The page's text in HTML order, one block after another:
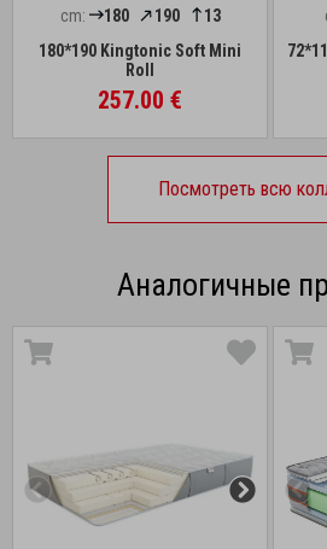
cm: 180 190
13
180*190 Kingtonic Soft Mini
Roll
257.00 €
Посмотреть всю
Аналогичные